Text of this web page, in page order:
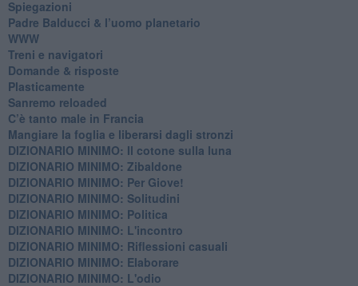
Spiegazioni
Padre Balducci & l’uomo planetario
WWW
​Treni e navigatori
​Domande & risposte
​Plasticamente
Sanremo reloaded
C’è tanto male in Francia
​Mangiare la foglia e liberarsi dagli stronzi
DIZIONARIO MINIMO: Il cotone sulla luna
DIZIONARIO MINIMO: Zibaldone
DIZIONARIO MINIMO: Per Giove!
DIZIONARIO MINIMO: Solitudini
DIZIONARIO MINIMO: Politica
DIZIONARIO MINIMO: L'incontro
DIZIONARIO MINIMO: Riflessioni casuali
DIZIONARIO MINIMO: Elaborare
DIZIONARIO MINIMO: L'odio